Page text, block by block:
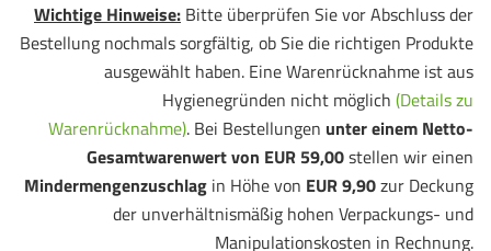
Wichtige Hinweise: Bitte überprüfen Sie vor Abschluss der
Bestellung nochmals sorgfältig, ob Sie die richtigen Produkte
ausgewählt haben. Eine Warenrücknahme ist aus
Hygienegründen nicht möglich (Details zu
Warenrücknahme). Bei Bestellungen unter einem Netto-
Gesamtwarenwert von EUR 59,00stellen wir einen
Mindermengenzuschlag in Höhe von EUR 9,90zur Deckung
der unverhältnismäßig hohen Verpackungs- und
Manipulationskosten in Rechnung.